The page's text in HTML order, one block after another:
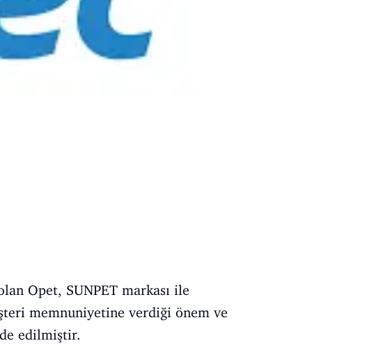
Opet, SUNPET markası ile
memnuniyetine verdiği önem ve
edilmiştir.